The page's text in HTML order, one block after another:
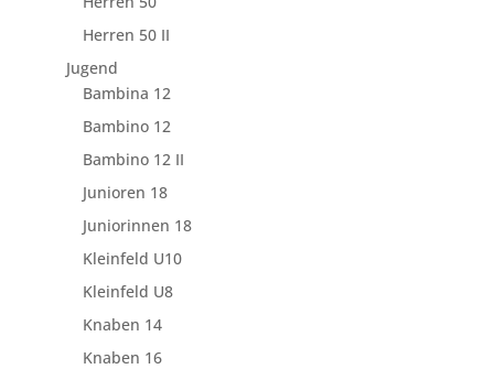
Herren 50 II
Jugend
Bambina 12
Bambino 12
Bambino 12 II
Junioren 18
Juniorinnen 18
Kleinfeld U10
Kleinfeld U8
Knaben 14
Knaben 16